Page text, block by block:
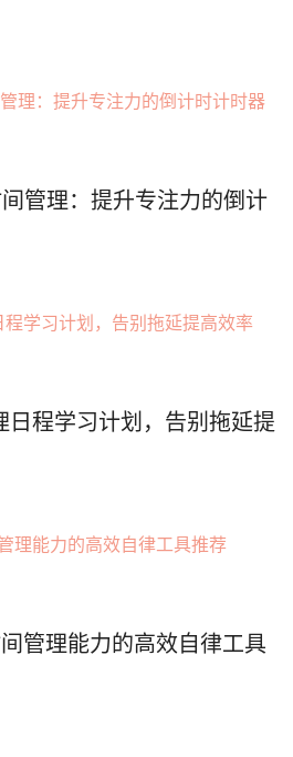
管理：提升专注力的倒计
日程学习计划，告别拖延提
管理能力的高效自律工具